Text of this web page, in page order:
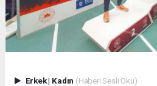
Erkek| Kadın (Haberi Sesli Oku)